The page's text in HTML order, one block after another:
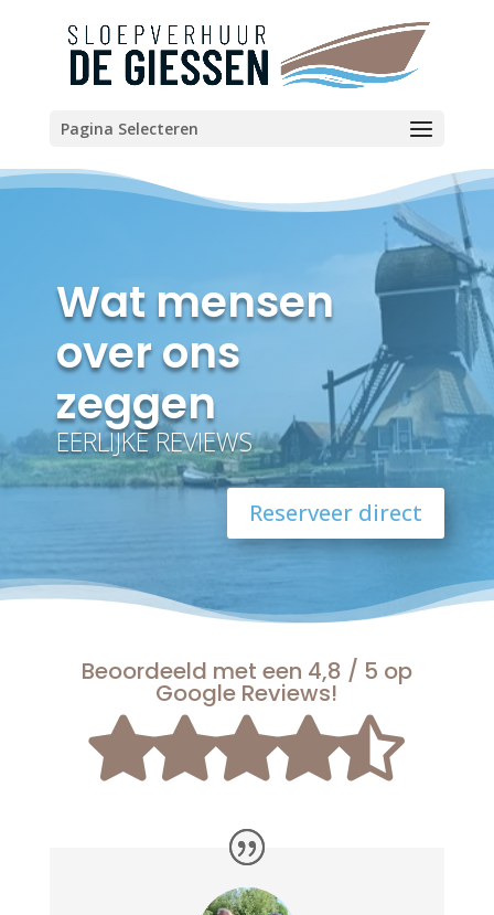
Pagina Selecteren
Wat mensen
over ons
zeggen
EERLIJKE REVIEWS
Reserveer direct
Beoordeeld met een 4,8 / 5 op
Google Reviews!
